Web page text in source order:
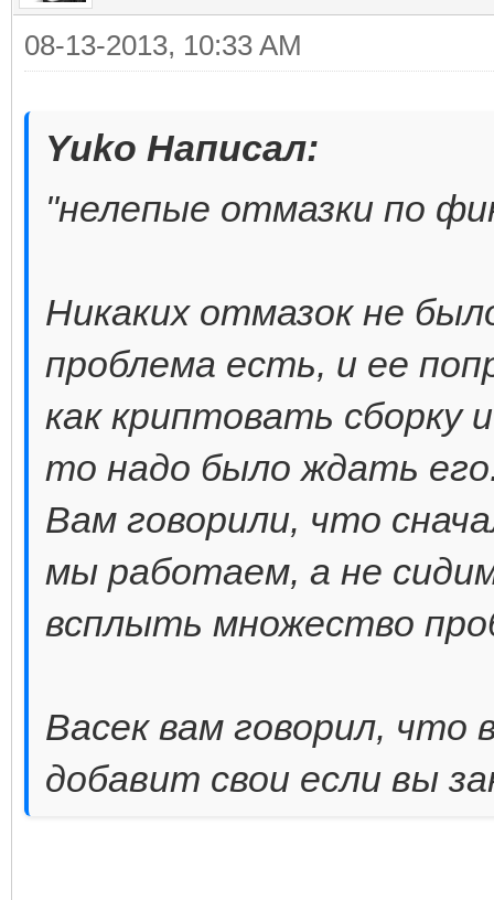
08-13-2013, 10:33 AM
Yuko Написал:
"нелепые отмазки по
Никаких отмазок не
проблема есть, и ее
как криптовать сборку
то надо было ждать
Вам говорили, что
мы работаем, а не
всплыть множество
Васек вам говорил, что
добавит свои если вы